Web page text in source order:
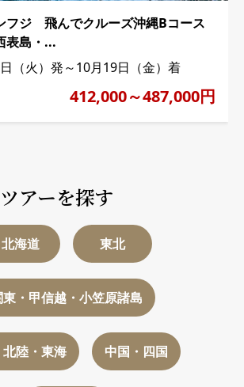
フジ 飛んでクルーズ沖縄Bコース
表島・...
（火）発～10月19日（金）着
412,000～487,000円
アーを探す
北海道 東北
東・甲信越・小笠原諸島
陸・東海 中国・四国